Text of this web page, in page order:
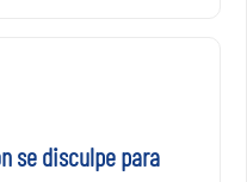
se disculpe para